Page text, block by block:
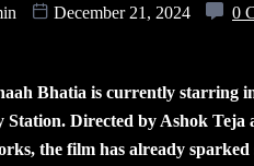
December 21, 2024 0
Bhatia is currently starring
Station. Directed by Ashok
the film has already